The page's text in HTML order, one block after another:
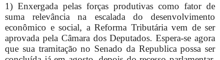
1) Enxergada pelas forças produtivas como fator de
suma relevância na escalada do desenvolvimento
econômico e social, a Reforma Tributária vem de ser
aprovada pela Câmara dos Deputados. Espera-se agora
que sua tramitação no Senado da Republica possa ser